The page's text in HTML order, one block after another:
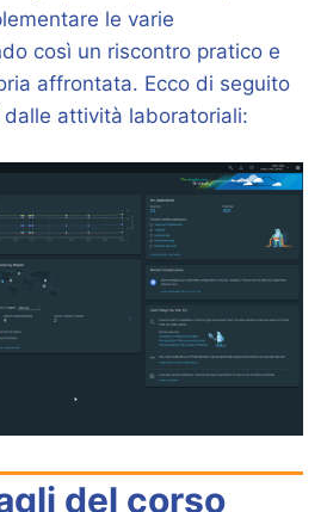
le varie
così un riscontro pratico e
affrontata. Ecco di seguito
attività laboratoriali:
del corso